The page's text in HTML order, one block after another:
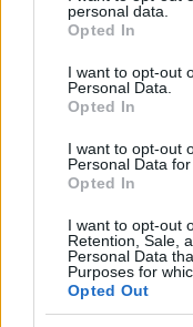
grant or deny
use your data for
consent section.
personal data.
Opted In
I want to opt-out
Personal Data.
Opted In
I want to opt-out
Personal Data
Opted In
I want to opt-out
Retention, Sale,
Personal Data
Purposes for
Opted Out
TEMI: Barbara Polo
Giorgia Meloni
Sergio Mattarella